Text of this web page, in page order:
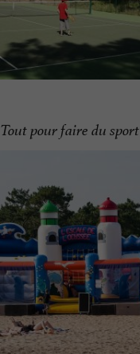
Tout pour faire du sport